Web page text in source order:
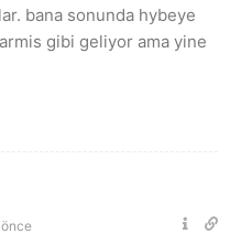
bana sonunda hybeye
gibi geliyor ama yine
önce